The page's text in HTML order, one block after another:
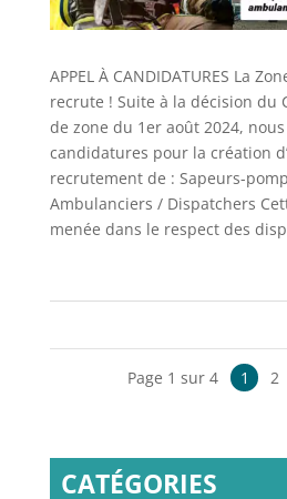
APPEL À CANDIDATURES La
recrute ! Suite à la décision du
de zone du 1er août 2024,
candidatures pour la création
recrutement de : Sapeurs-
Ambulanciers / Dispatchers
menée dans le respect des
Page 1 sur 4 1 2
CATÉGORIES